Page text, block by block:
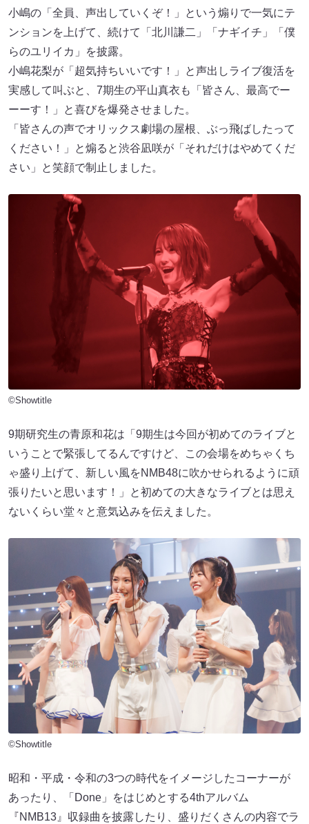
小嶋の「全員、声出していくぞ！」という煽りで一気にテ
ンションを上げて、続けて「北川謙二」「ナギイチ」「僕
らのユリイカ」を披露。
小嶋花梨が「超気持ちいいです！」と声出しライブ復活を
実感して叫ぶと、7期生の平山真衣も「皆さん、最高でー
ーーす！」と喜びを爆発させました。
「皆さんの声でオリックス劇場の屋根、ぶっ飛ばしたって
ください！」と煽ると渋谷凪咲が「それだけはやめてくだ
さい」と笑顔で制止しました。
©Showtitle
9期研究生の青原和花は「9期生は今回が初めてのライブと
いうことで緊張してるんですけど、この会場をめちゃくち
ゃ盛り上げて、新しい風をNMB48に吹かせられるように頑
張りたいと思います！」と初めての大きなライブとは思え
ないくらい堂々と意気込みを伝えました。
©Showtitle
昭和・平成・令和の3つの時代をイメージしたコーナーが
あったり、「Done」をはじめとする4thアルバム
『NMB13』収録曲を披露したり、盛りだくさんの内容でラ